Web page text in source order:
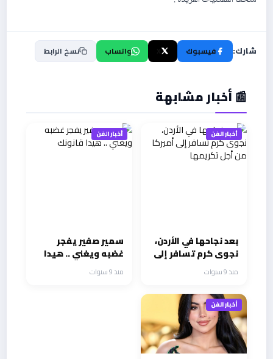
شارك: فيسبوك واتساب نسخ الرابط
📰 أخبار مشابهة
أخبار الفن
بعد نجاحها في الأردن،
نجوى كرم تسافر إلى
أميركا من أجل
تكريمها
منذ 9 سنوات
أخبار الفن
سمير صفير يفجر
غضبه ويغني .. هيدا
قانونكمنذ 9 سنوات
أخبار الفن